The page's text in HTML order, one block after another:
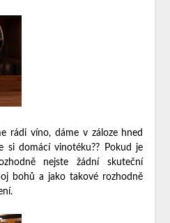
rádi víno, dáme v záloze hned
si domácí vinotéku?? Pokud je
nejste žádní skuteční
bohů a jako takové rozhodně